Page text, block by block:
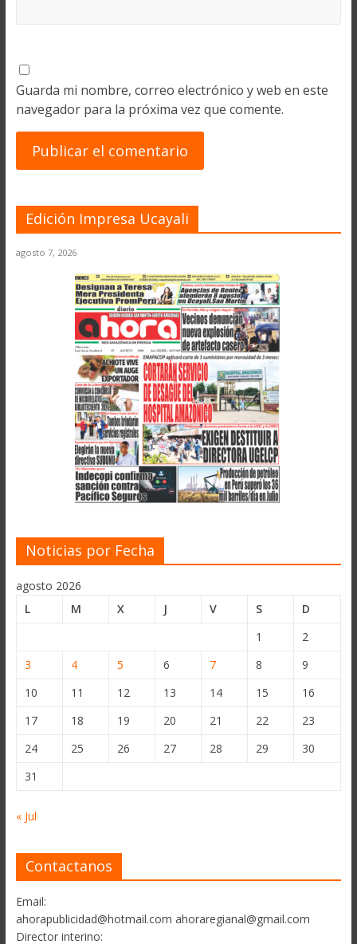
Guarda mi nombre, correo electrónico y web en este
navegador para la próxima vez que comente.
Edición Impresa Ucayali
agosto 7, 2026
Noticias por Fecha
agosto 2026
L
M X J V S
D
1
2
3
4 5 6 7 8
9
10
11 12 13 14 15
16
17
18 19 20 21 22
23
24
25 26 27 28 29
30
31
« Jul
Contactanos
Email:
ahorapublicidad@hotmail.com ahoraregianal@gmail.com
Director interino: